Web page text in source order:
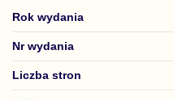
Rok wydania
Nr wydania
Liczba stron